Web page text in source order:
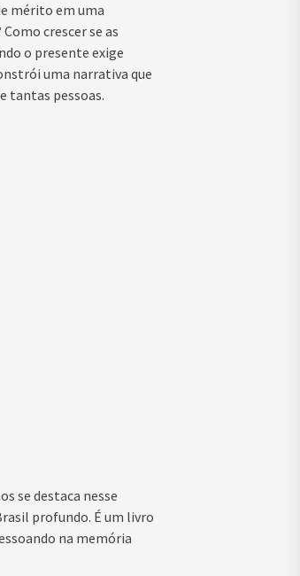
mérito em uma
crescer se as
o presente exige
uma narrativa que
tantas pessoas.
se destaca nesse
profundo. É um livro
na memória